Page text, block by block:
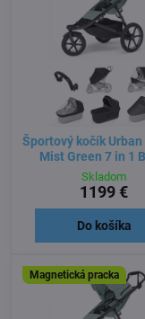
Športový kočík Urban
Mist Green 7 in 1
Skladom
1199 €
Do košíka
Magnetická pracka